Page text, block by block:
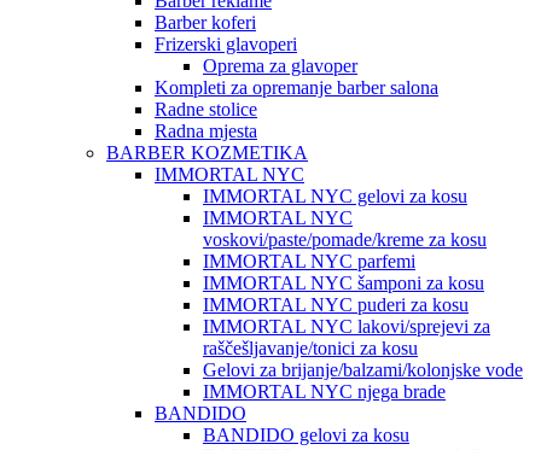
Barber koferi
Frizerski glavoperi
Oprema za glavoper
Kompleti za opremanje barber salona
Radne stolice
Radna mjesta
BARBER KOZMETIKA
IMMORTAL NYC
IMMORTAL NYC gelovi za kosu
IMMORTAL NYC
voskovi/paste/pomade/kreme za kosu
IMMORTAL NYC parfemi
IMMORTAL NYC šamponi za kosu
IMMORTAL NYC puderi za kosu
IMMORTAL NYC lakovi/sprejevi za
raščešljavanje/tonici za kosu
Gelovi za brijanje/balzami/kolonjske vode
IMMORTAL NYC njega brade
BANDIDO
BANDIDO gelovi za kosu